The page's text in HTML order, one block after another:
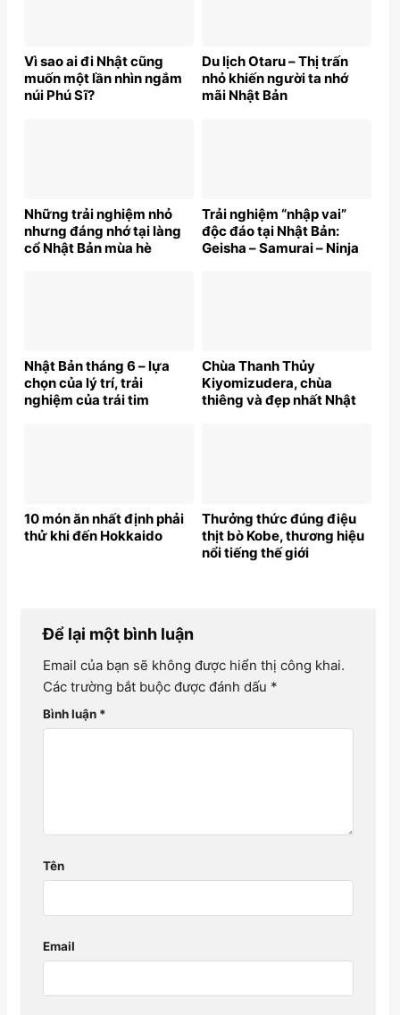
Vì sao ai đi Nhật cũng
muốn một lần nhìn ngắm
núi Phú Sĩ?
Du lịch Otaru – Thị trấn
nhỏ khiến người ta nhớ
mãi Nhật Bản
Những trải nghiệm nhỏ
nhưng đáng nhớ tại làng
cổ Nhật Bản mùa hè
Trải nghiệm “nhập vai”
độc đáo tại Nhật Bản:
Geisha – Samurai – Ninja
Nhật Bản tháng 6 – lựa
chọn của lý trí, trải
nghiệm của trái tim
Chùa Thanh Thủy
Kiyomizudera, chùa
thiêng và đẹp nhất Nhật
10 món ăn nhất định phải
thử khi đến Hokkaido
Thưởng thức đúng điệu
thịt bò Kobe, thương hiệu
nổi tiếng thế giới
Để lại một bình luận
Email của bạn sẽ không được hiển thị công khai.
Các trường bắt buộc được đánh dấu *
Bình luận *
Tên
Email